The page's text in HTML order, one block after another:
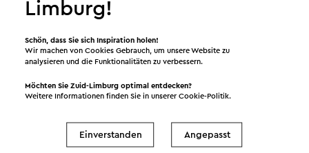
Ich möchte den Newsletter von Visit Zuid-
Versenden
Limburg!
Schön, dass Sie sich Inspiration holen!
Wir machen von Cookies Gebrauch, um unsere Website zu
analysieren und die Funktionalitäten zu verbessern.
Möchten Sie Zuid-Limburg optimal entdecken?
Weitere Informationen finden Sie in unsererCookie-Politik
Einverstanden Angepasst